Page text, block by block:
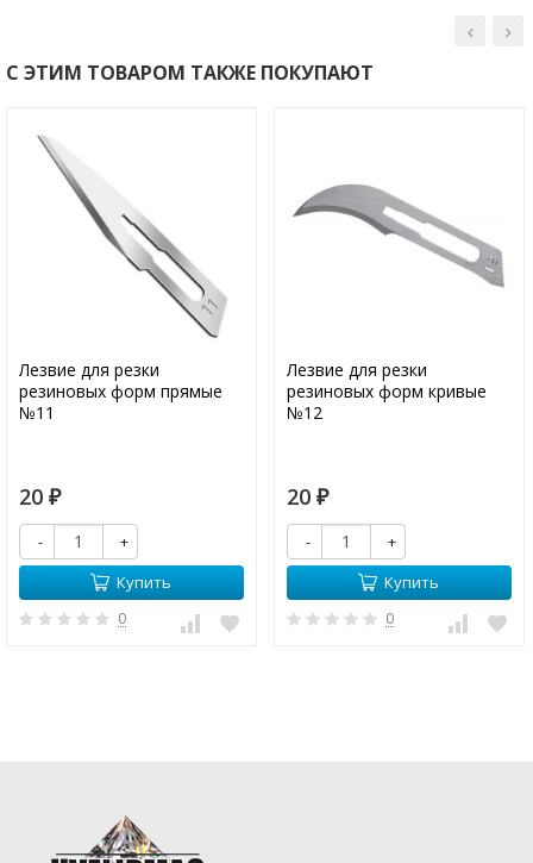
С ЭТИМ ТОВАРОМ ТАКЖЕ ПОКУПАЮТ
Лезвие для резки
резиновых форм прямые
№11
20 ₽
-
+
Купить
0
Лезвие для резки
резиновых форм кривые
№12
20 ₽
-
+
Купить
0